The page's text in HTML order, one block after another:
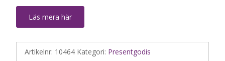
Läs mera här
Artikelnr: 10464 Kategori: Presentgodis